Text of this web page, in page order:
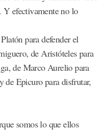
Y efectivamente no lo
para defender el
de Aristóteles para
de Marco Aurelio para
de Epicuro para disfrutar,
somos lo que ellos